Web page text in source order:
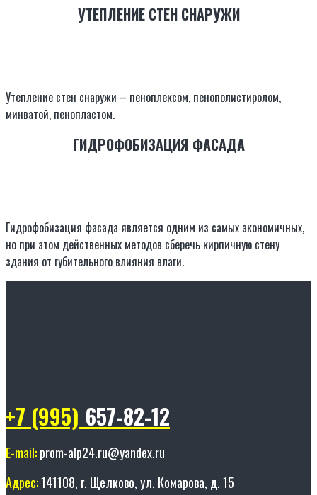
УТЕПЛЕНИЕ СТЕН СНАРУЖИ
Утепление стен снаружи – пеноплексом, пенополистиролом,
минватой, пенопластом.
ГИДРОФОБИЗАЦИЯ ФАСАДА
Гидрофобизация фасада является одним из самых экономичных,
но при этом действенных методов сберечь кирпичную стену
здания от губительного влияния влаги.
+7 (995) 657-82-12
E-mail:prom-alp24.ru@yandex.ru
Адрес:141108, г. Щелково, ул. Комарова, д. 15